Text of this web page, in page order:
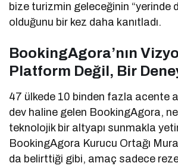
bize turizmin geleceğinin “yerinde
olduğunu bir kez daha kanıtladı.
BookingAgora’nın
Platform Değil, Bir
47 ülkede 10 binden fazla acente
dev haline gelen BookingAgora,
teknolojik bir altyapı sunmakla
BookingAgora Kurucu Ortağı
da belirttiği gibi, amaç sadece